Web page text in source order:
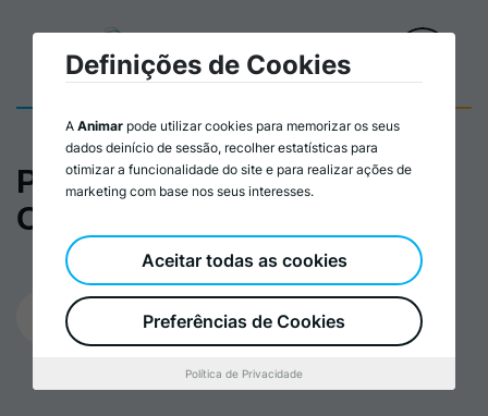
Plano de Atividades e
Orçamento 2025
04/12/2024
Definições de Cookies
A Animar pode utilizar cookies para memorizar os seus
dados deinício de sessão, recolher estatísticas para
otimizar a funcionalidade do site e para realizar ações de
marketing com base nos seus interesses.
Preferências de Cookies
Aceitar todas as cookies
Política de Privacidade